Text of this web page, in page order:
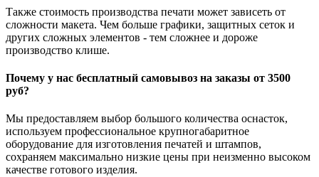
Также стоимость производства печати может зависеть от
сложности макета. Чем больше графики, защитных сеток и
других сложных элементов - тем сложнее и дороже
производство клише.
Почему у нас бесплатный самовывоз на заказы от 3500
руб?
Мы предоставляем выбор большого количества оснасток,
используем профессиональное крупногабаритное
оборудование для изготовления печатей и штампов,
сохраняем максимально низкие цены при неизменно высоком
качестве готового изделия.